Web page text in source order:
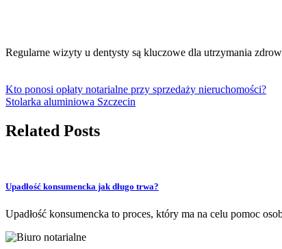
Regularne wizyty u dentysty są kluczowe dla utrzymania
Kto ponosi opłaty notarialne przy sprzedaży nieruchomości?
Stolarka aluminiowa Szczecin
Related Posts
Upadłość konsumencka jak długo trwa?
Upadłość konsumencka to proces, który ma na celu pomoc